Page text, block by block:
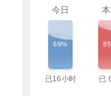
今日
69%
已16小时 已